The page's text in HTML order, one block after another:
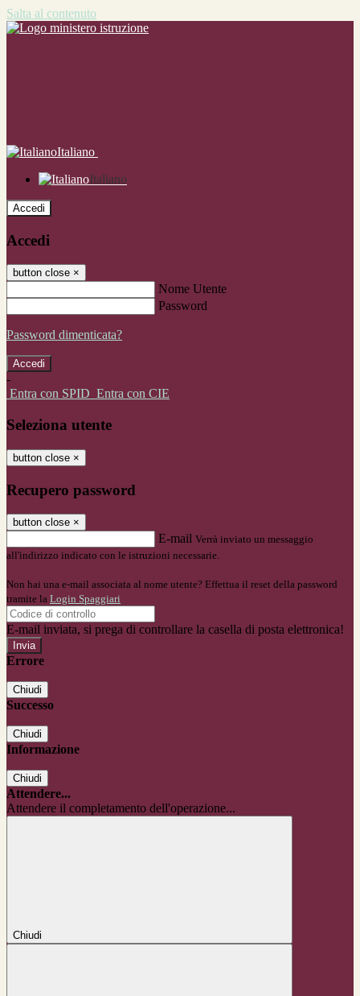
Salta al contenuto
Italiano
Italiano
Accedi
Accedi
button close ×
Nome Utente
Password
Password dimenticata?
-
Entra con SPID Entra con CIE
Seleziona utente
button close ×
Recupero password
button close ×
E-mail Verrà inviato un messaggio
all'indirizzo indicato con le istruzioni necessarie.
Non hai una e-mail associata al nome utente? Effettua il reset della password
tramite la Login Spaggiari
E-mail inviata, si prega di controllare la casella di posta elettronica!
Errore
Chiudi
Successo
Chiudi
Informazione
Chiudi
Attendere...
Attendere il completamento dell'operazione...
Chiudi